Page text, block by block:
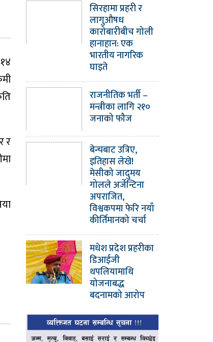
र
सिरहामा प्रहरी र
लागुऔषध
कारोबारीबीच गोली
हानाहान: एक
भारतीय नागरिक
घाइते
राजनीतिक भर्ती –
मन्त्रीका लागि २१०
जनाको फौज
बेन्चबाट उत्रिए,
इतिहास लेखे!
मेसीको जादुमय
गोलले अर्जेन्टिना
अपराजित,
विश्वकपमा फेरि नयाँ
कीर्तिमानको चर्चा
मधेश प्रदेश प्रहरीका
डिआईजी
थपलियामाथि
योजनाबद्ध
बदनामको आरोप